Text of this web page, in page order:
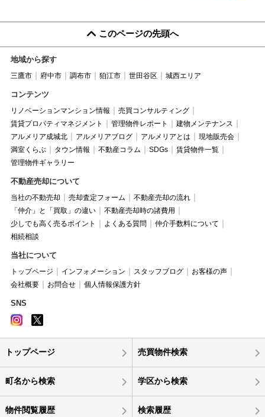
このページの先頭へ
地域から探す
三鷹市 府中市 調布市 狛江市 世田谷区 城西エリア
コンテンツ
リノベーションマンション情報
売買コンサルティング
賃貸プロパティマネジメント
管理物件レポート
建物メンテナンス
アルメリア成城北
アルメリアブログ アルメリアとは
現地販売会
満室くらぶ
タウン情報 不動産コラム SDGs
賃貸物件一覧
管理物件ギャラリー
不動産売却について
当社の不動売却 売却査定フォーム
不動産売却の流れ
「仲介」と「買取」の違い
不動産売却時の諸費用
少しでも高く売るポイント
よくある質問
仲介手数料について
相続相談
当社について
トップページ インフォメーション スタッフブログ
お客様の声
会社概要
お問合せ 個人情報保護方針
SNS
トップページ 売買物件検索
町名から検索 学区から検索
物件閲覧履歴 検索履歴